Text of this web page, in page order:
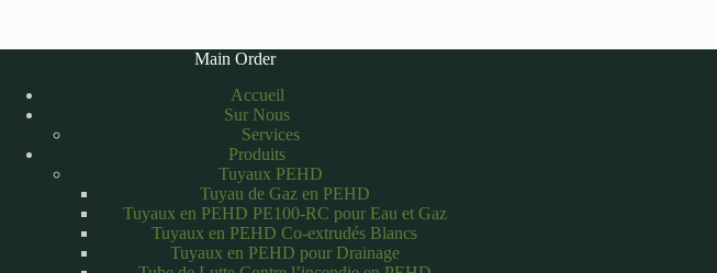
Main Order
Accueil
Sur Nous
Services
Produits
Tuyaux PEHD
Tuyau de Gaz en PEHD
Tuyaux en PEHD PE100-RC pour Eau et Gaz
Tuyaux en PEHD Co-extrudés Blancs
Tuyaux en PEHD pour Drainage